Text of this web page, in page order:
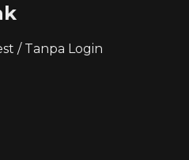
/ Tanpa Login